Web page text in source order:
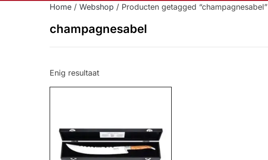
Home / Webshop / Producten getagged “champagnesabel”
champagnesabel
Enig resultaat